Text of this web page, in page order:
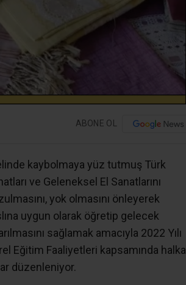
ABONE OL
kaybolmaya yüz tutmuş Türk
ve Geleneksel El Sanatlarını
yok olmasını önleyerek
uygun olarak öğretip gelecek
sağlamak amacıyla 2022 Yılı
Eğitim Faaliyetleri kapsamında halka
düzenleniyor.